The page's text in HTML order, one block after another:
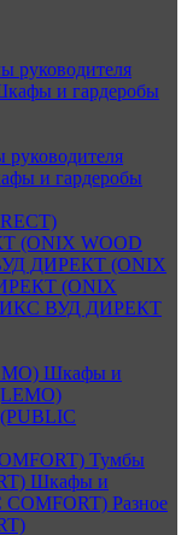
руководителя
и гардеробы
руководителя
и гардеробы
(ONIX WOOD
ДИРЕКТ (ONIX
(ONIX
ВУД ДИРЕКТ
Шкафы и
Тумбы
Шкафы и
Разное